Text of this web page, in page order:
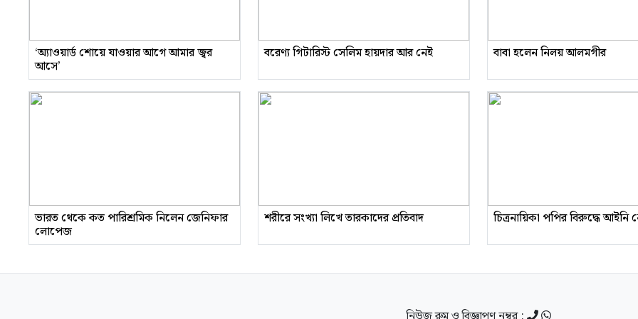
‘অ্যাওয়ার্ড শোয়ে যাওয়ার আগে আমার জ্বর
আসে’
বরেণ্য গিটারিস্ট সেলিম হায়দার আর নেই বাবা হলেন নিলয় আলমগীর
ভারত থেকে কত পারিশ্রমিক নিলেন জেনিফার
লোপেজ
শরীরে সংখ্যা লিখে তারকাদের প্রতিবাদ চিত্রনায়িকা পপির বিরুদ্ধে আইনি